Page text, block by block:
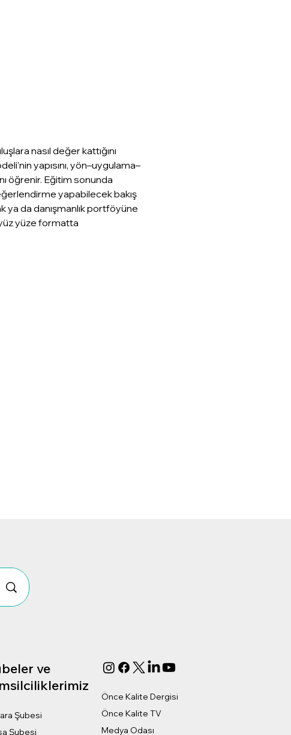
nasıl değer kattığını
yapısını, yön–uygulama–
öğrenir. Eğitim sonunda
yapabilecek bakış
ya da danışmanlık portföyüne
yüze formatta
ve
Şubesi
Şubesi
Önce Kalite Dergisi
Önce Kalite TV
Medya Odası